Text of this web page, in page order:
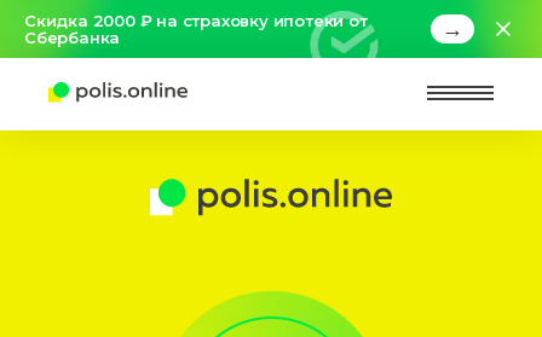
Скидка 2000 ₽ на страховку ипотеки от
Сбербанка
→